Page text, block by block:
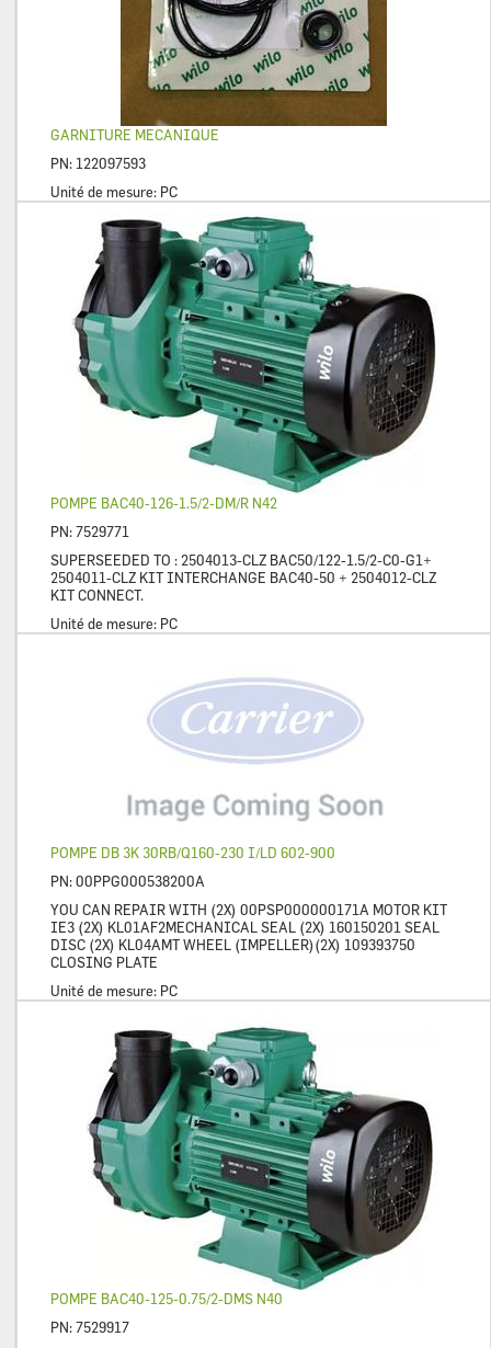
GARNITURE MECANIQUE
PN: 122097593
Unité de mesure: PC
POMPE BAC40-126-1.5/2-DM/R N42
PN:7529771
SUPERSEEDED TO : 2504013-CLZ BAC50/122-1.5/2-C0-G1+
2504011-CLZ KIT INTERCHANGE BAC40-50 + 2504012-CLZ
KIT CONNECT.
Unité de mesure: PC
POMPE DB 3K 30RB/Q160-230 I/LD 602-900
PN:00PPG000538200A
YOU CAN REPAIR WITH (2X) 00PSP000000171A MOTOR KIT
IE3 (2X) KL01AF2MECHANICAL SEAL (2X) 160150201 SEAL
DISC (2X) KL04AMT WHEEL (IMPELLER)(2X) 109393750
CLOSING PLATE
Unité de mesure: PC
POMPE BAC40-125-0.75/2-DMS N40
PN:7529917